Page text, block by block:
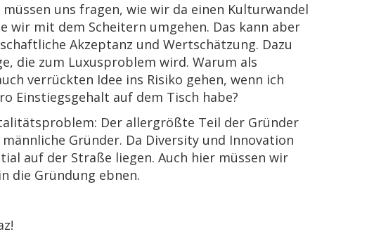
uns fragen, wie wir da einen Kulturwandel
wir mit dem Scheitern umgehen. Das kann aber
Akzeptanz und Wertschätzung. Dazu
die zum Luxusproblem wird. Warum als
verrückten Idee ins Risiko gehen, wenn ich
Einstiegsgehalt auf dem Tisch habe?
Der allergrößte Teil der Gründer
Gründer. Da Diversity und Innovation
auf der Straße liegen. Auch hier müssen wir
die Gründung ebnen.